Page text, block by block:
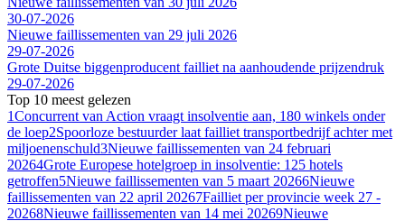
30-07-2026
Nieuwe faillissementen van 29 juli 2026
29-07-2026
Grote Duitse biggenproducent failliet na aanhoudende prijzendruk
29-07-2026
Top 10 meest gelezen
1Concurrent van Action vraagt insolventie aan, 180 winkels onder
de loep2Spoorloze bestuurder laat failliet transportbedrijf achter met
miljoenenschuld3Nieuwe faillissementen van 24 februari
20264Grote Europese hotelgroep in insolventie: 125 hotels
getroffen5Nieuwe faillissementen van 5 maart 20266Nieuwe
faillissementen van 22 april 20267Failliet per provincie week 27 -
20268Nieuwe faillissementen van 14 mei 20269Nieuwe